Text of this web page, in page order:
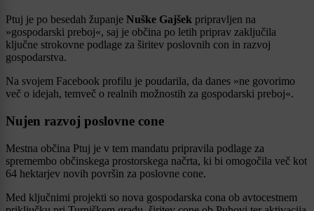
Ptuj je po besedah županje Nuške Gajšek pripravljen na
»gospodarski preboj«, saj je občina po letih priprav zaključila
ključne strokovne podlage za širitev poslovnih con in razvoj
gospodarstva.
Na svojem Facebook profilu je poudarila, da danes »ne govorimo
več o idejah, temveč o realnih možnostih za gospodarski preboj«.
Nujen razvoj poslovne cone
Mestna občina Ptuj je v tem mandatu pripravila podlage za
spremembo občinskega prostorskega načrta, ki bi omogočila več kot
64 hektarjev novih površin za poslovne cone.
Med ključnimi projekti so nova gospodarska cona ob avtocestnem